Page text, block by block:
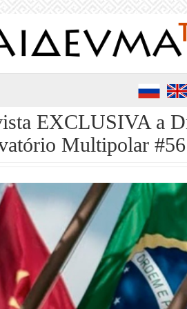
EXCLUSIVA a
Multipolar #56